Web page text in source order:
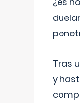
Tras
y